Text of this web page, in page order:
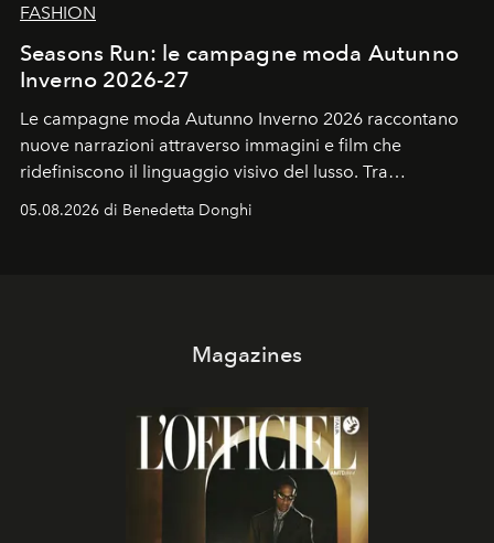
FASHION
Seasons Run: le campagne moda Autunno
Inverno 2026-27
Le campagne moda Autunno Inverno 2026 raccontano
nuove narrazioni attraverso immagini e film che
ridefiniscono il linguaggio visivo del lusso. Tra
contemporanea e storytelling d'autore, le maison
05.08.2026 di Benedetta Donghi
Magazines